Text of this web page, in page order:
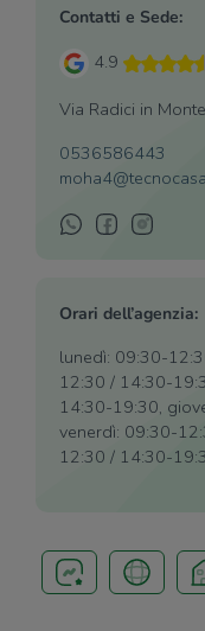
Contatti e Sede:
4.9
Via Radici in
0536586443
Orari dell’agenzia:
lunedì: 09:30-
12:30 / 14:30-
14:30-19:30,
venerdì: 09:30-
12:30 / 14:30-